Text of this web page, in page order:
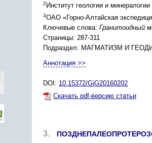
2 Институт геологии и
3ОАО «Горно-Алтайская
Ключевые слова: Гранитоидный
Страницы: 287-311
Подраздел: МАГМАТИЗМ И
Аннотация >>
DOI: 10.15372/GiG20160202
Скачать pdf-версию статьи
3.